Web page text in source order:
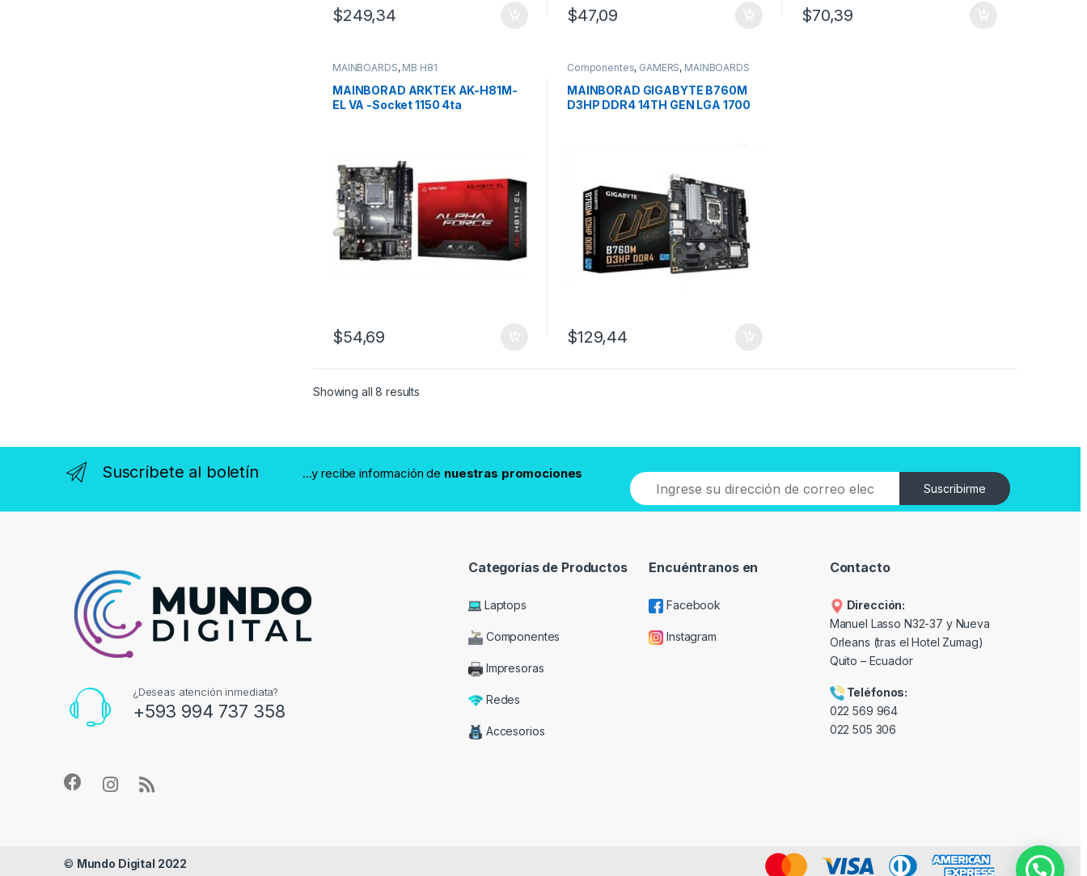
$249,34 $47,09 $70,39
MAINBOARDS, MB H81
MAINBORAD ARKTEK AK-H81M-
EL VA -Socket 1150 4ta
$54,69
Componentes, GAMERS, MAINBOARDS
MAINBORAD GIGABYTE B760M
D3HP DDR4 14TH GEN LGA 1700
$129,44
Showing all 8 results
Suscríbete al boletín ...y recibe información de nuestras promociones
Suscribirme
¿Deseas atención inmediata?
+593 994 737 358
Categorías de Productos
Laptops
Componentes
Impresoras
Redes
Accesorios
Encuéntranos en
Facebook
Instagram
Contacto
Dirección:
Manuel Lasso N32-37 y Nueva
Orleans (tras el Hotel Zumag)
Quito – Ecuador
Teléfonos:
022 569 964
022 505 306
© Mundo Digital 2022